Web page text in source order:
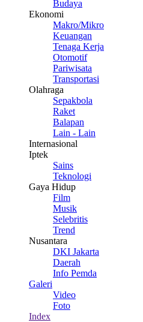
Budaya
Ekonomi
Makro/Mikro
Keuangan
Tenaga Kerja
Otomotif
Pariwisata
Transportasi
Olahraga
Sepakbola
Raket
Balapan
Lain - Lain
Internasional
Iptek
Sains
Teknologi
Gaya Hidup
Film
Musik
Selebritis
Trend
Nusantara
DKI Jakarta
Daerah
Info Pemda
Galeri
Video
Foto
Index